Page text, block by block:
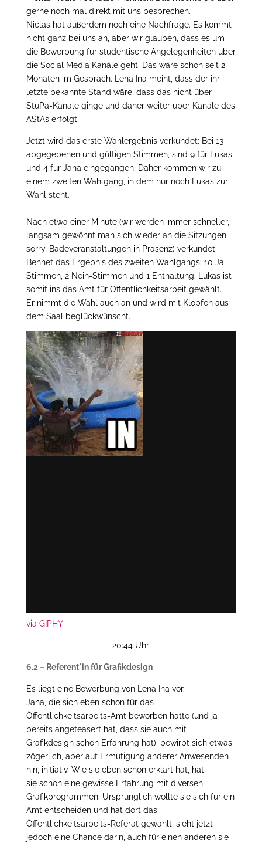
gerne noch mal direkt mit uns besprechen.
Niclas hat außerdem noch eine Nachfrage. Es kommt
nicht ganz bei uns an, aber wir glauben, dass es um
die Bewerbung für studentische Angelegenheiten über
die Social Media Kanäle geht. Das wäre schon seit 2
Monaten im Gespräch. Lena Ina meint, dass der ihr
letzte bekannte Stand wäre, dass das nicht über
StuPa-Kanäle ginge und daher weiter über Kanäle des
AStAs erfolgt.
Jetzt wird das erste Wahlergebnis verkündet: Bei 13
abgegebenen und gültigen Stimmen, sind 9 für Lukas
und 4 für Jana eingegangen. Daher kommen wir zu
einem zweiten Wahlgang, in dem nur noch Lukas zur
Wahl steht.
Nach etwa einer Minute (wir werden immer schneller,
langsam gewöhnt man sich wieder an die Sitzungen,
sorry, Badeveranstaltungen in Präsenz) verkündet
Bennet das Ergebnis des zweiten Wahlgangs: 10 Ja-
Stimmen, 2 Nein-Stimmen und 1 Enthaltung. Lukas ist
somit ins das Amt für Öffentlichkeitsarbeit gewählt.
Er nimmt die Wahl auch an und wird mit Klopfen aus
dem Saal beglückwünscht.
via GIPHY
20:44 Uhr
6.2 – Referent*in für Grafikdesign
Es liegt eine Bewerbung von Lena Ina vor.
Jana, die sich eben schon für das
Öffentlichkeitsarbeits-Amt beworben hatte (und ja
bereits angeteasert hat, dass sie auch mit
Grafikdesign schon Erfahrung hat), bewirbt sich etwas
zögerlich, aber auf Ermutigung anderer Anwesenden
hin, initiativ. Wie sie eben schon erklärt hat, hat
sie schon eine gewisse Erfahrung mit diversen
Grafikprogrammen. Ursprünglich wollte sie sich für ein
Amt entscheiden und hat dort das
Öffentlichkeitsarbeits-Referat gewählt, sieht jetzt
jedoch eine Chance darin, auch für einen anderen sie